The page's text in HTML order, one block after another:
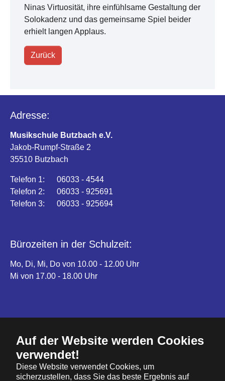
Auf der Website werden Cookies
verwendet!
Diese Website verwendet Cookies, um
sicherzustellen, dass Sie das beste Ergebnis auf
Ninas Virtuosität, ihre einfühlsame Gestaltung der
Solokadenz und das gemeinsame Spiel beider
erhielt langen Applaus.
Zurück
Adresse:
Musikschule Butzbach e.V.
Jakob-Rumpf-Straße 2
35510 Butzbach
Telefon 1: 06033 - 4544
Telefon 2: 06033 - 925691
Telefon 3: 06033 - 925694
Bürozeiten in der Schulzeit:
Mo, Di, Mi, Do von 10.00 - 12.00 Uhr
Mi von 17.00 - 18.00 Uhr
Kontaktformular
Impressum